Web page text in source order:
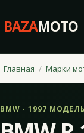
BAZAMOTO
Главная Марки
BMW · 1997